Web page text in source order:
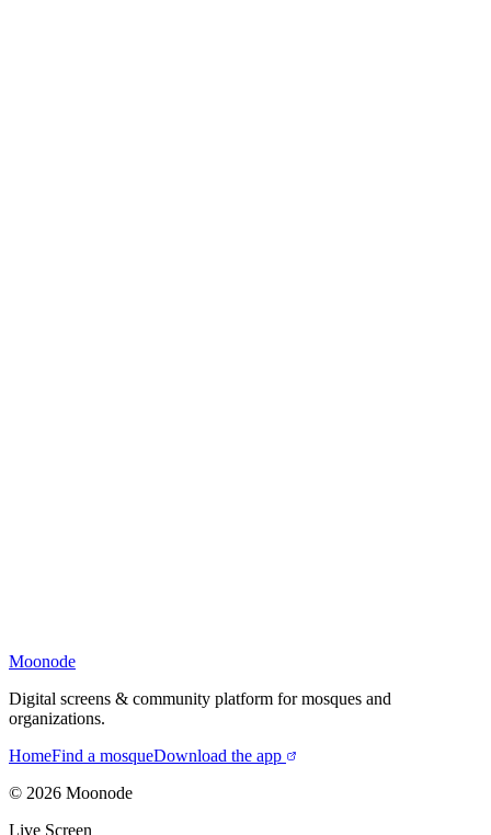
Moonode
Digital screens & community platform for mosques and
organizations.
HomeFind a mosqueDownload the app
© 2026 Moonode
Live Screen